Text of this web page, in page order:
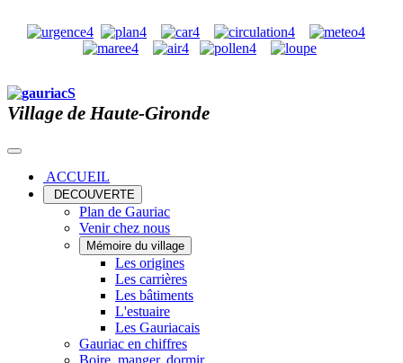
Village de Haute-Gironde
ACCUEIL
DECOUVERTE
Plan de Gauriac
Venir chez nous
Mémoire du village
Les origines
Les carrières
Les bâtiments
L'estuaire
Les Gauriacais
Gauriac en chiffres
Boire, manger, dormir...